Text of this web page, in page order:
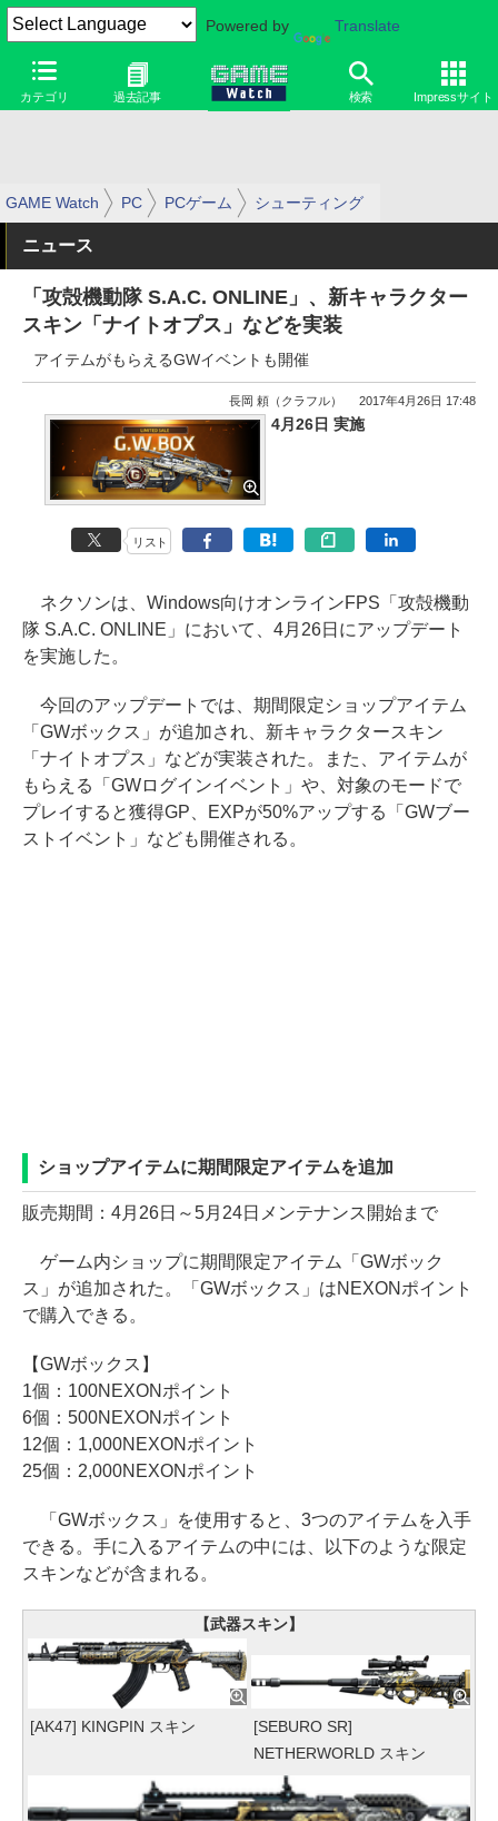
Powered by Translate
カテゴリ 過去記事 検索 Impressサイト
GAME Watch PC PCゲーム シューティング
ニュース
「攻殻機動隊 S.A.C. ONLINE」、新キャラクター
スキン「ナイトオプス」などを実装
アイテムがもらえるGWイベントも開催
長岡 頼（クラフル） 2017年4月26日 17:48
4月26日 実施
リスト
ネクソンは、Windows向けオンラインFPS「攻殻機動
隊 S.A.C. ONLINE」において、4月26日にアップデート
を実施した。
今回のアップデートでは、期間限定ショップアイテム
「GWボックス」が追加され、新キャラクタースキン
「ナイトオプス」などが実装された。また、アイテムが
もらえる「GWログインイベント」や、対象のモードで
プレイすると獲得GP、EXPが50%アップする「GWブー
ストイベント」なども開催される。
ショップアイテムに期間限定アイテムを追加
販売期間：4月26日～5月24日メンテナンス開始まで
ゲーム内ショップに期間限定アイテム「GWボック
ス」が追加された。「GWボックス」はNEXONポイント
で購入できる。
【GWボックス】
1個：100NEXONポイント
6個：500NEXONポイント
12個：1,000NEXONポイント
25個：2,000NEXONポイント
「GWボックス」を使用すると、3つのアイテムを入手
できる。手に入るアイテムの中には、以下のような限定
スキンなどが含まれる。
【武器スキン】
[AK47] KINGPIN スキン
[SEBURO SR]
NETHERWORLD スキン